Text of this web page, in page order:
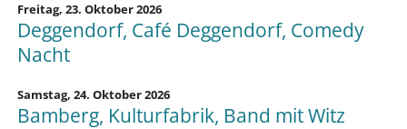
Freitag, 23. Oktober 2026
Deggendorf, Café Deggendorf, Comedy
Nacht
Samstag, 24. Oktober 2026
Bamberg, Kulturfabrik, Band mit Witz